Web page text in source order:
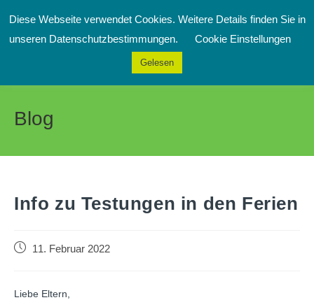
Inhalt
springen
Blog
Info zu Testungen in den Ferien
Beitrag11. Februar 2022
Liebe Eltern,
Diese Webseite verwendet Cookies. Weitere Details finden Sie in
unseren Datenschutzbestimmungen.
Cookie Einstellungen
Gelesen